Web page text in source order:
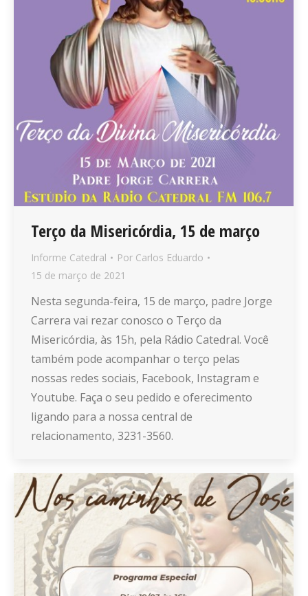
Terço da Misericórdia, 15 de março
Informe Catedral Por Carlos Eduardo
15 de março de 2021
Nesta segunda-feira, 15 de março, padre Jorge
Carrera vai rezar conosco o Terço da
Misericórdia, às 15h, pela Rádio Catedral. Você
também pode acompanhar o terço pelas
nossas redes sociais, Facebook, Instagram e
Youtube. Faça o seu pedido e oferecimento
ligando para a nossa central de
relacionamento, 3231-3560.